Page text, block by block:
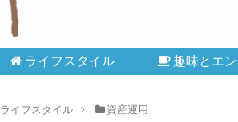
ライフスタイル 趣味とエン
ライフスタイル 資産運用